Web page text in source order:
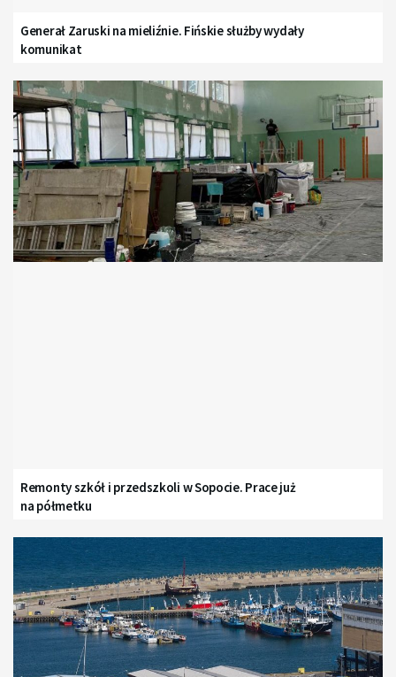
Generał Zaruski na mieliźnie. Fińskie służby wydały
komunikat
Remonty szkół i przedszkoli w Sopocie. Prace już
na półmetku